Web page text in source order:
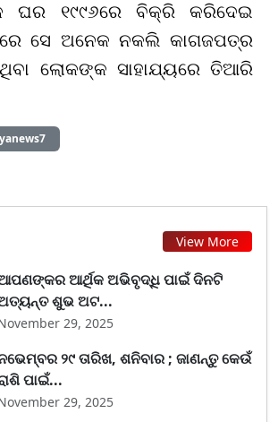
ଘର ୧୯୯୬ରେ ବିକ୍ରି କରିଦେଇ
ସେ ଅନେକ ନକଲି କାଗଜପତ୍ର
ଥିବା ଲୋକଙ୍କ ସାହାଯ୍ୟରେ ତିଆରି
View More
ଆର୍ଥିକ ଅଭିବୃଦ୍ଧି ପାଇଁ ଦିନଟି
ଶୁଭ ଅଟ...
29, 2025
୨୯ ତାରିଖ, ଶନିବାର ; ଜାଣନ୍ତୁ କେଉଁ
ପାଇଁ...
29, 2025